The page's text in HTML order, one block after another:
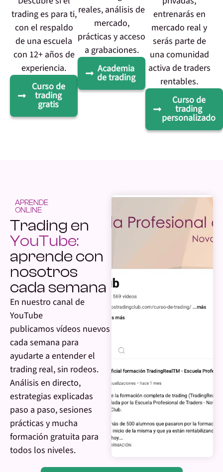
trading es para ti,
con el respaldo
de una escuela
con 12+ años de
experiencia.
Curso de
trading
gratis
reales, análisis de
mercado,
prácticas y acceso
a grabaciones.
Academia
de trading
entrenarás en
mercado real y
serás parte de
una comunidad
activa de traders
rentables.
Curso de
trading
personalizado
APRENDE
ONLINE
Trading en
YouTube:
aprende con
nosotros
cada semana
En nuestro canal de
YouTube
publicamos vídeos nuevos
cada semana para
ayudarte a entender el
trading real, sin rodeos.
Análisis en directo,
estrategias explicadas
paso a paso, sesiones
prácticas y mucha
formación gratuita para
todos los niveles.